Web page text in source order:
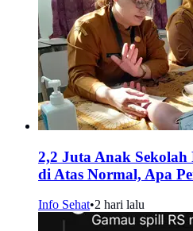
2,2 Juta Anak
di Atas Normal, Apa
Info Sehat•2 hari lalu